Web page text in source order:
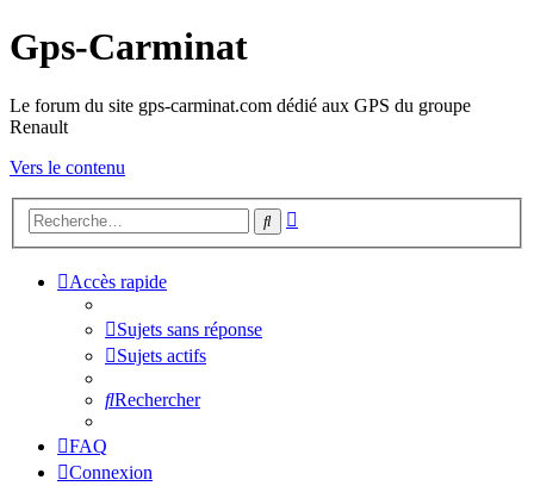
Gps-Carminat
Le forum du site gps-carminat.com dédié aux GPS du groupe
Renault
Vers le contenu
Rechercher
Accès rapide
Sujets sans réponse
Sujets actifs
Rechercher
FAQ
Connexion